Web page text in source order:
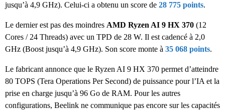
jusqu’à 4,9 GHz). Celui-ci a obtenu un score de 28 775 points.
Le dernier est pas des moindres AMD Ryzen AI 9 HX 370 (12
Cores / 24 Threads) avec un TPD de 28 W. Il est cadencé à 2,0
GHz (Boost jusqu’à 4,9 GHz). Son score monte à 35 068 points.
Le fabricant annonce que le Ryzen AI 9 HX 370 permet d’atteindre
80 TOPS (Tera Operations Per Second) de puissance pour l’IA et la
prise en charge jusqu’à 96 Go de RAM. Pour les autres
configurations, Beelink ne communique pas encore sur les capacités